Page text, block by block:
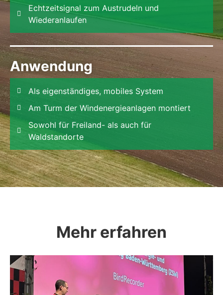
Echtzeitsignal zum Austrudeln und
Wiederanlaufen
Anwendung
Als eigenständiges, mobiles System
Am Turm der Windenergieanlagen montiert
Sowohl für Freiland- als auch für
Waldstandorte
Mehr erfahren